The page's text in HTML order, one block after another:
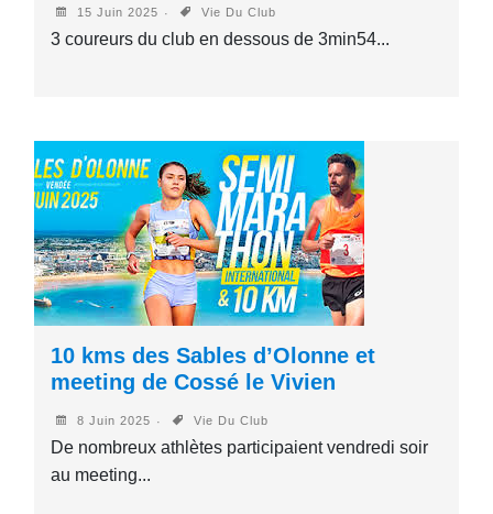
15 Juin 2025 Vie Du Club
3 coureurs du club en dessous de 3min54...
10 kms des Sables d’Olonne et
meeting de Cossé le Vivien
8 Juin 2025 Vie Du Club
De nombreux athlètes participaient vendredi soir
au meeting...